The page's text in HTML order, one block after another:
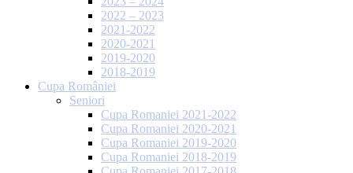
2022 – 2023
2021-2022
2020-2021
2019-2020
2018-2019
Cupa României
Seniori
Cupa Romaniei 2021-2022
Cupa Romaniei 2020-2021
Cupa Romaniei 2019-2020
Cupa Romaniei 2018-2019